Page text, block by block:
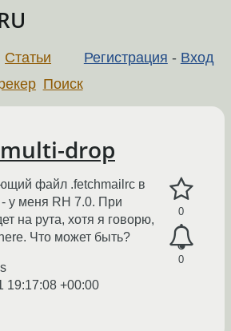
Регистрация - Вход
Статьи
Поиск
drop
0
0
файл .fetchmailrc в
у меня RH 7.0. При
на рута, хотя я говорю,
Что может быть?
19:17:08 +00:00